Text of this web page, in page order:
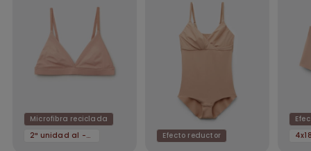
Microfibra reciclada
2ª unidad al -50%
Efecto reductor